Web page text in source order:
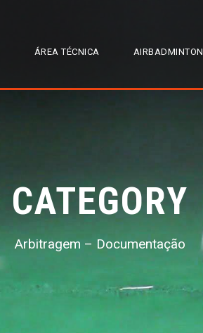
ÁREA TÉCNICA AIRBADMINTON
CATEGORY
Arbitragem – Documentação